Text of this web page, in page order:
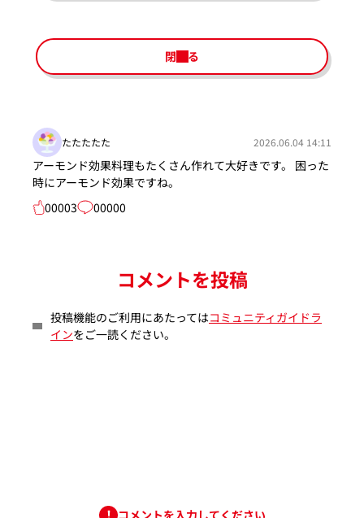
閉じる
たたたたた 2026.06.04 14:11
アーモンド効果料理もたくさん作れて大好きです。 困った
時にアーモンド効果ですね。
00003
00000
コメントを投稿
投稿機能のご利用にあたってはコミュニティガイドラ
インをご一読ください。
コメントを入力してください